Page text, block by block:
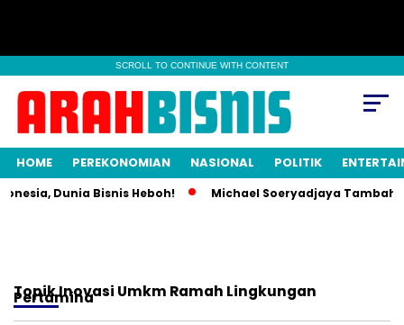
SCROLL TO CONTINUE WITH CONTENT
HOME PEREKONOMIAN NASIONAL POLITIK
Dunia Bisnis Heboh! Michael Soeryadjaya Tambah
TopikInovasi Umkm Ramah Lingkungan
Pertamina